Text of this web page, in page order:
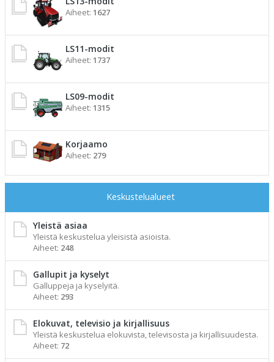
Aiheet: 1627
LS11-modit
Aiheet: 1737
LS09-modit
Aiheet: 1315
Korjaamo
Aiheet: 279
Keskustelualueet
Yleistä asiaa
Yleistä keskustelua yleisistä asioista.
Aiheet: 248
Gallupit ja kyselyt
Galluppeja ja kyselyitä.
Aiheet: 293
Elokuvat, televisio ja kirjallisuus
Yleistä keskustelua elokuvista, televisosta ja kirjallisuudesta.
Aiheet: 72